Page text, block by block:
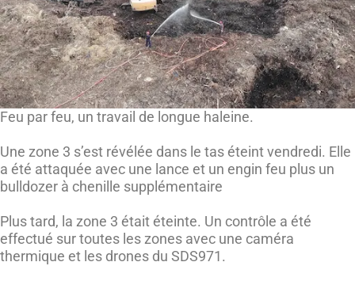
Feu par feu, un travail de longue haleine.
Une zone 3 s’est révélée dans le tas éteint vendredi. Elle
a été attaquée avec une lance et un engin feu plus un
bulldozer à chenille supplémentaire
Plus tard, la zone 3 était éteinte. Un contrôle a été
effectué sur toutes les zones avec une caméra
thermique et les drones du SDS971.